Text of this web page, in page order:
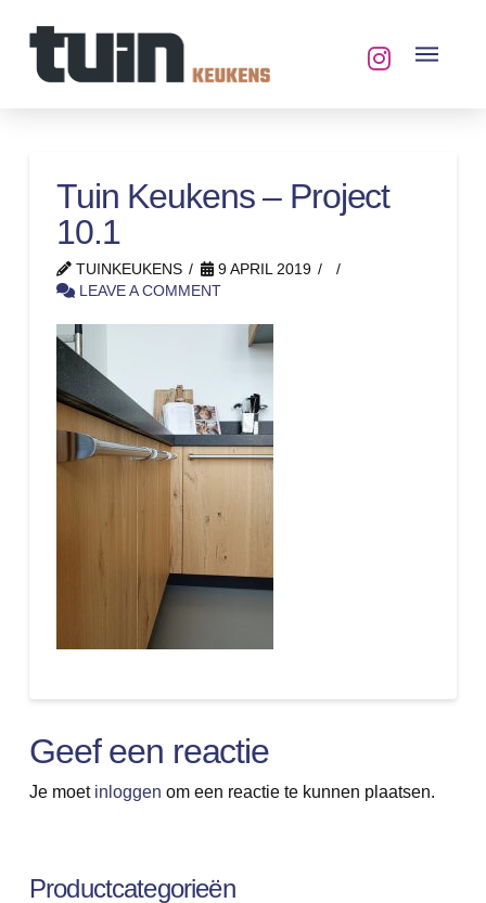
Tuin Keukens – Project
10.1
TUINKEUKENS
9 APRIL 2019
LEAVE A COMMENT
Geef een reactie
Je moet inloggen om een reactie te kunnen plaatsen.
Productcategorieën